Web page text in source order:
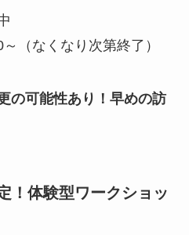
～（なくなり次第終了）
の可能性あり！早めの訪
！体験型ワークショッ